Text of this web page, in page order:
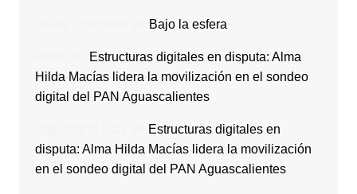
Bajo la esfera
Estructuras digitales en disputa: Alma
Hilda Macías lidera la movilización en el sondeo
digital del PAN Aguascalientes
Estructuras digitales en
disputa: Alma Hilda Macías lidera la movilización
en el sondeo digital del PAN Aguascalientes